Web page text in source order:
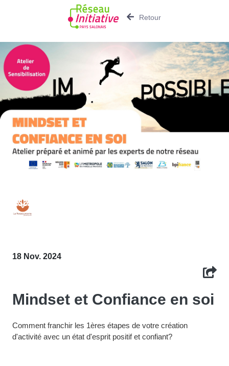
Retour
18 Nov. 2024
Mindset et Confiance en soi
Comment franchir les 1ères étapes de votre création
d'activité avec un état d'esprit positif et confiant?